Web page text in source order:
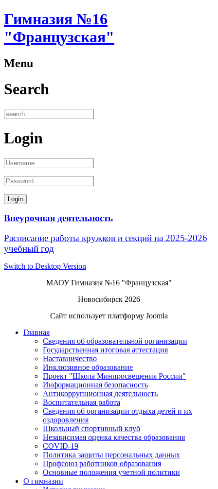
Гимназия №16
"Французская"
Menu
Search
Login
Внеурочная деятельность
Расписание работы кружков и секций на 2025-2026
учебный год
Switch to Desktop Version
МАОУ Гимназия №16 "Французская"
Новосибирск 2026
Сайт использует платформу Joomla
Главная
Сведения об образовательной организации
Государственная итоговая аттестация
Наставничество
Инклюзивное образование
Проект "Школа Минпросвещения России"
Информационная безопасность
Антикоррупционная деятельность
Воспитательная работа
Сведения об организации отдыха детей и их
оздоровления
Школьный спортивный клуб
Независимая оценка качества образования
COVID-19
Политика защиты персональных данных
Профсоюз работников образования
Основные положения учетной политики
О гимназии